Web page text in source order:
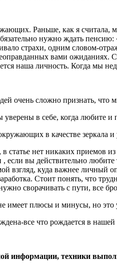
Раньше, как я считала,
нужно ждать
страхи, одним словом-
вами ожиданиях.
наша личность. Когда мы
очень сложно признать, что
в себе, когда любите и
в качестве зеркала
нет никаких приемов из
, если вы действительно любите
взгляд, куда важнее личный
Стоит понять, что
сворачивать с пути, все
имеет плюсы и минусы, но это
все что рождается в нашей
информации, техники